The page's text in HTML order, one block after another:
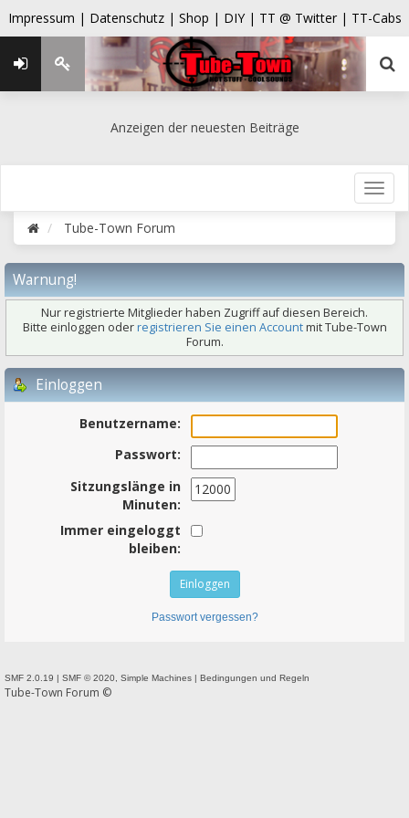
Impressum | Datenschutz | Shop | DIY | TT @ Twitter | TT-Cabs
Anzeigen der neuesten Beiträge
Tube-Town Forum
Warnung!
Nur registrierte Mitglieder haben Zugriff auf diesen Bereich.
Bitte einloggen oderregistrieren Sie einen Accountmit Tube-Town
Forum.
Einloggen
Benutzername:
Passwort:
Sitzungslänge in
Minuten:
Immer eingeloggt
bleiben:
Passwort vergessen?
SMF 2.0.19 | SMF © 2020 Simple Machines | Bedingungen und Regeln
Tube-Town Forum ©